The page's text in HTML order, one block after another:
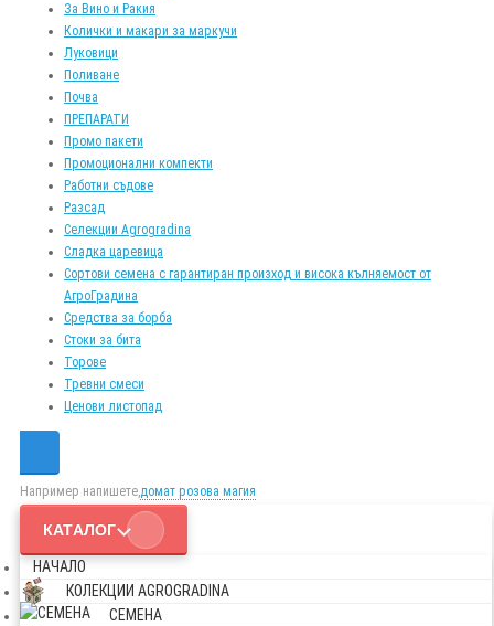
За Вино и Ракия
Колички и макари за маркучи
Луковици
Поливане
Почва
ПРЕПАРАТИ
Промо пакети
Промоционални компекти
Работни съдове
Разсад
Селекции Agrogradina
Сладка царевица
Сортови семена с гарантиран произход и висока кълняемост от
АгроГрадина
Средства за борба
Стоки за бита
Торове
Тревни смеси
Ценови листопад
Например напишете,домат розова магия
КАТАЛОГ
НАЧАЛО
КОЛЕКЦИИ AGROGRADINA
СЕМЕНА